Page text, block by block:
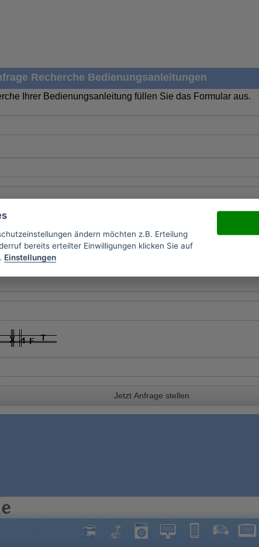
Recherche Bedienungsanleitungen
Ihrer Bedienungsanleitung füllen Sie das Formular aus.
Jetzt Anfrage stellen
ändern möchten z.B. Erteilung
bereits erteilter Einwilligungen klicken Sie auf
Einstellungen